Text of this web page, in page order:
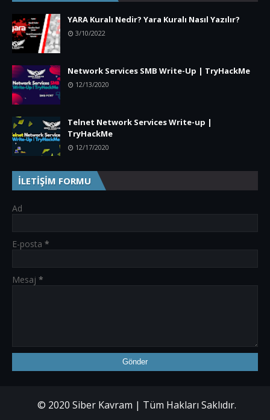
YARA Kuralı Nedir? Yara Kuralı Nasıl Yazılır?
3/10/2022
Network Services SMB Write-Up | TryHackMe
12/13/2020
Telnet Network Services Write-up |
TryHackMe
12/17/2020
İLETİŞİM FORMU
Ad
E-posta *
Mesaj *
© 2020 Siber Kavram | Tüm Hakları Saklıdır.